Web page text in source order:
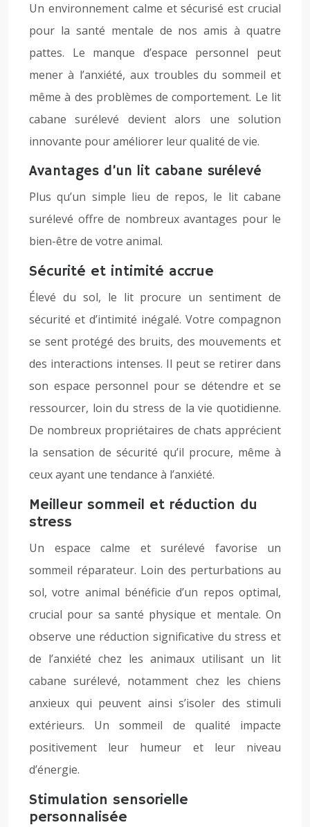
Un environnement calme et sécurisé est crucial
pour la santé mentale de nos amis à quatre
pattes. Le manque d’espace personnel peut
mener à l’anxiété, aux troubles du sommeil et
même à des problèmes de comportement. Le lit
cabane surélevé devient alors une solution
innovante pour améliorer leur qualité de vie.
Avantages d’un lit cabane surélevé
Plus qu’un simple lieu de repos, le lit cabane
surélevé offre de nombreux avantages pour le
bien-être de votre animal.
Sécurité et intimité accrue
Élevé du sol, le lit procure un sentiment de
sécurité et d’intimité inégalé. Votre compagnon
se sent protégé des bruits, des mouvements et
des interactions intenses. Il peut se retirer dans
son espace personnel pour se détendre et se
ressourcer, loin du stress de la vie quotidienne.
De nombreux propriétaires de chats apprécient
la sensation de sécurité qu’il procure, même à
ceux ayant une tendance à l’anxiété.
Meilleur sommeil et réduction du
stress
Un espace calme et surélevé favorise un
sommeil réparateur. Loin des perturbations au
sol, votre animal bénéficie d’un repos optimal,
crucial pour sa santé physique et mentale. On
observe une réduction significative du stress et
de l’anxiété chez les animaux utilisant un lit
cabane surélevé, notamment chez les chiens
anxieux qui peuvent ainsi s’isoler des stimuli
extérieurs. Un sommeil de qualité impacte
positivement leur humeur et leur niveau
d’énergie.
Stimulation sensorielle
personnalisée